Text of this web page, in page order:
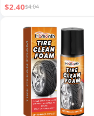
$2.40$4.04